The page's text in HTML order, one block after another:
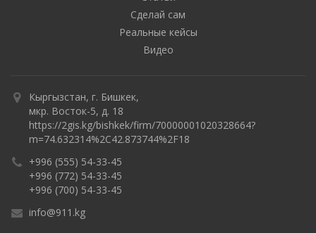
Сделай сам
Реальные кейсы
Видео
Кыргызстан, г. Бишкек,
мкр. Восток-5, д. 18
https://2gis.kg/bishkek/firm/70000001020328664?
m=74.632314%2C42.873744%2F18
+996 (555) 54-33-45
+996 (772) 54-33-45
+996 (700) 54-33-45
info@911.kg